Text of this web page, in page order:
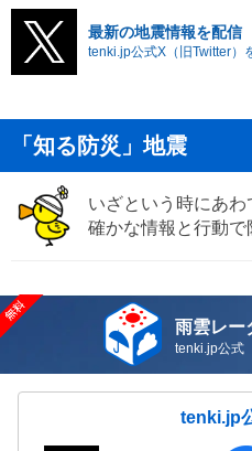
最新の地震情報を配信
tenki.jp公式X（旧Twitter）
「知る防災」地震
いざという時にあわ
確かな情報と行動で
雨雲レー
tenki.jp公式
tenki.jp